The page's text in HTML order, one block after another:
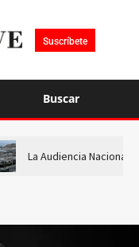
Suscríbete
Buscar
La Audiencia Nacional